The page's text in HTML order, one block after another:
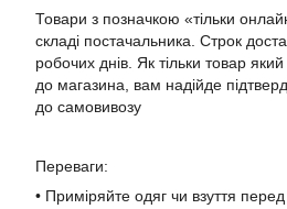
Товари з позначкою «тільки
складі постачальника. Строк
робочих днів. Як тільки товар
до магазина, вам надійде
до самовивозу
Переваги:
• Приміряйте одяг чи взуття